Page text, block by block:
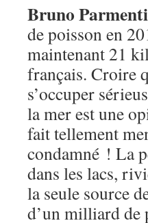
Bruno
de poisson en
maintenant 21
français. Croire
s’occuper
la mer est une
fait tellement
condamné ! La
dans les lacs,
la seule source
d’un milliard de